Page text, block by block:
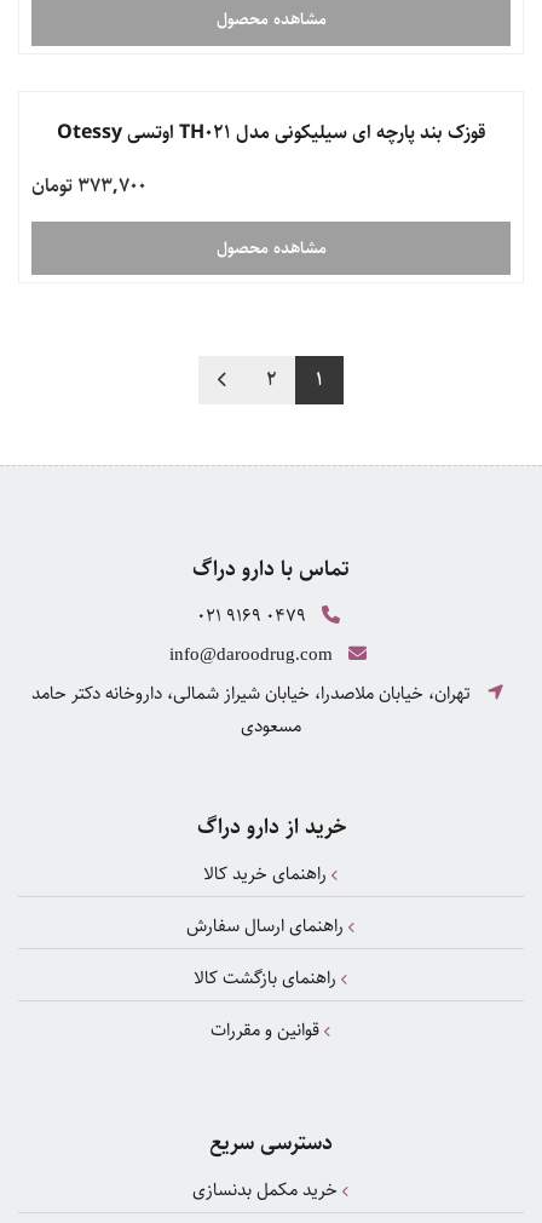
مشاهده محصول
ناموجود
قوزک بند پارچه ای سیلیکونی مدل TH021 اوتسی Otessy
373,700 تومان
مشاهده محصول
1
2
تماس با دارو دراگ
021 9169 0479
info@daroodrug.com
تهران، خیابان ملاصدرا، خیابان شیراز شمالی، داروخانه دکتر حامد
مسعودی
خرید از دارو دراگ
راهنمای خرید کالا
راهنمای ارسال سفارش
راهنمای بازگشت کالا
قوانین و مقررات
دسترسی سریع
خرید مکمل بدنسازی